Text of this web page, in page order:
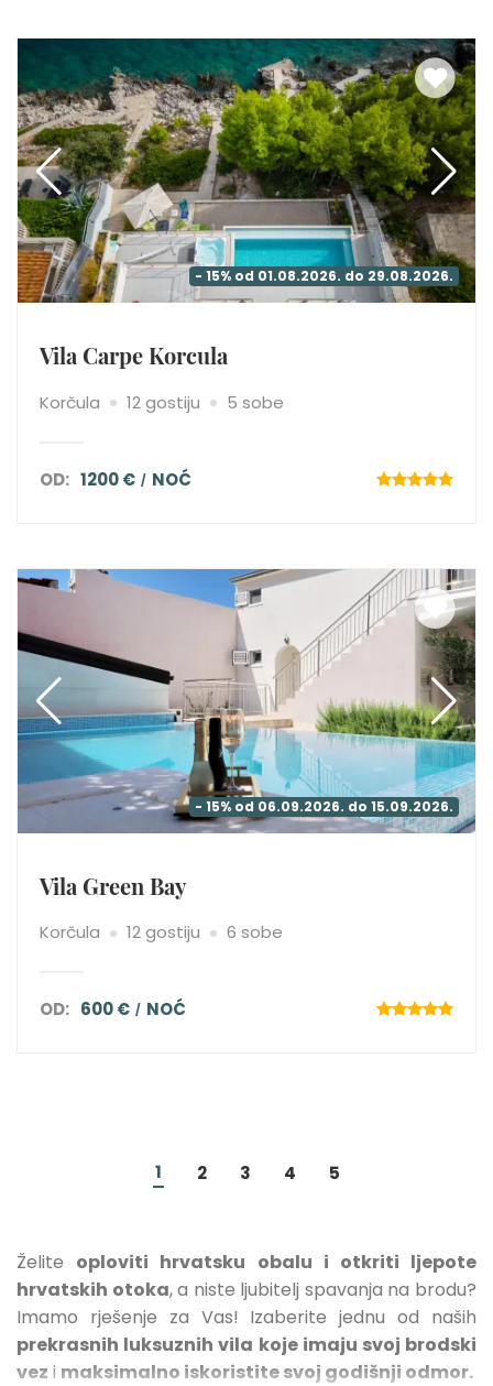
- 15% od 01.08.2026. do 29.08.2026.
Vila Carpe Korcula
Korčula 12 gostiju 5 sobe
OD: 1200 € NOĆ
- 15% od 06.09.2026. do 15.09.2026.
Vila Green Bay
Korčula 12 gostiju 6 sobe
OD: 600 € NOĆ
1 2 3 4 5
Želite oploviti hrvatsku obalu i otkriti ljepote
hrvatskih otoka, a niste ljubitelj spavanja na brodu?
Imamo rješenje za Vas! Izaberite jednu od naših
prekrasnih luksuznih vila koje imaju svoj brodski
vez i maksimalno iskoristite svoj godišnji odmor.